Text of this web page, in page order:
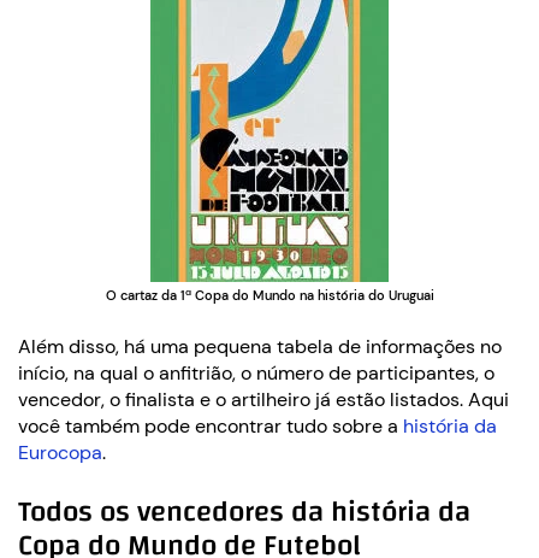
O cartaz da 1ª Copa do Mundo na história do Uruguai
Além disso, há uma pequena tabela de informações no
início, na qual o anfitrião, o número de participantes, o
vencedor, o finalista e o artilheiro já estão listados. Aqui
você também pode encontrar tudo sobre a história da
Eurocopa.
Todos os vencedores da história da
Copa do Mundo de Futebol